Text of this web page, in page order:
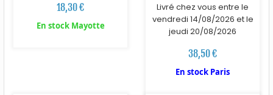
18,30 €
En stock Mayotte
Livré chez vous entre le
vendredi 14/08/2026 et le
jeudi 20/08/2026
38,50 €
En stock Paris